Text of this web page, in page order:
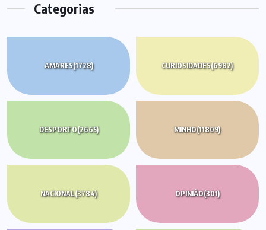
Categorias
AMARES(1728) CURIOSIDADES(6982)
DESPORTO(2665) MINHO(11809)
NACIONAL(3784) OPINIÃO(301)